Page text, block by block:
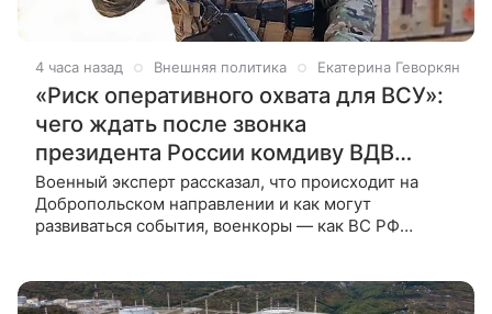
4 часа назад Внешняя политика Екатерина Геворкян
«Риск оперативного охвата для ВСУ»:
чего ждать после звонка
президента России комдиву ВДВ
Шихабидову
Военный эксперт рассказал, что происходит на
Добропольском направлении и как могут
развиваться события, военкоры — как ВС РФ